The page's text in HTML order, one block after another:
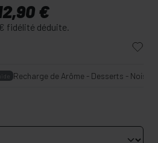
€
fidélité déduite.
Recharge de Arôme - Desserts -